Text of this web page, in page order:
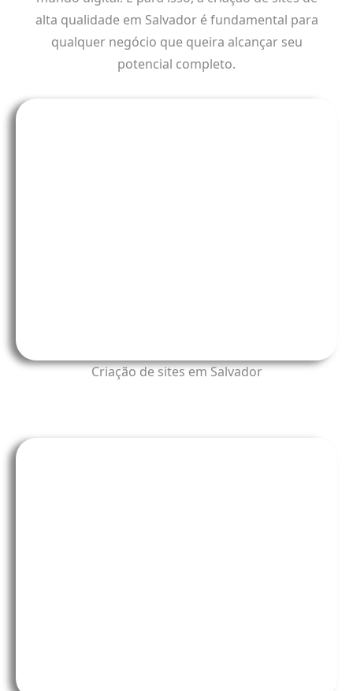
alta qualidade em Salvador é fundamental para
qualquer negócio que queira alcançar seu
potencial completo.
Criação de sites em Salvador